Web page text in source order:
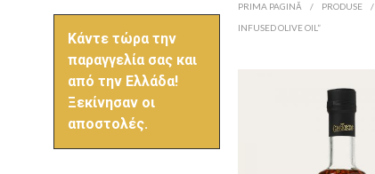
Κάντε τώρα την
παραγγελία σας και
από την Ελλάδα!
Ξεκίνησαν οι
αποστολές.
PRIMA PAGINĂ / PRODUSE /
INFUSED OLIVE OIL”